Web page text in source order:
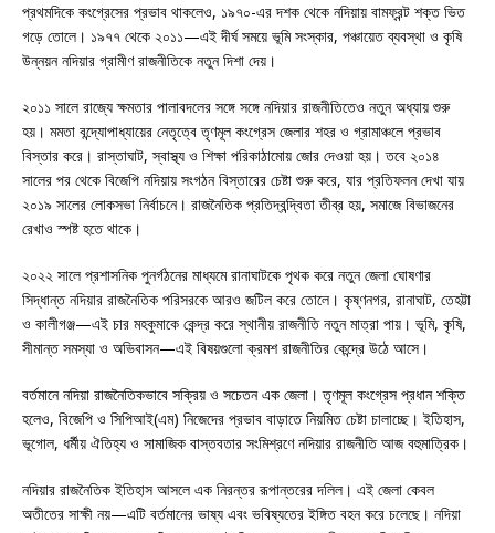
প্রথমদিকে কংগ্রেসের প্রভাব থাকলেও, ১৯৭০-এর দশক থেকে নদিয়ায় বামফ্রন্ট শক্ত ভিত
গড়ে তোলে। ১৯৭৭ থেকে ২০১১—এই দীর্ঘ সময়ে ভূমি সংস্কার, পঞ্চায়েত ব্যবস্থা ও কৃষি
উন্নয়ন নদিয়ার গ্রামীণ রাজনীতিকে নতুন দিশা দেয়।
২০১১ সালে রাজ্যে ক্ষমতার পালাবদলের সঙ্গে সঙ্গে নদিয়ার রাজনীতিতেও নতুন অধ্যায় শুরু
হয়। মমতা বন্দ্যোপাধ্যায়ের নেতৃত্বে তৃণমূল কংগ্রেস জেলার শহর ও গ্রামাঞ্চলে প্রভাব
বিস্তার করে। রাস্তাঘাট, স্বাস্থ্য ও শিক্ষা পরিকাঠামোয় জোর দেওয়া হয়। তবে ২০১৪
সালের পর থেকে বিজেপি নদিয়ায় সংগঠন বিস্তারের চেষ্টা শুরু করে, যার প্রতিফলন দেখা যায়
২০১৯ সালের লোকসভা নির্বাচনে। রাজনৈতিক প্রতিদ্বন্দ্বিতা তীব্র হয়, সমাজে বিভাজনের
রেখাও স্পষ্ট হতে থাকে।
২০২২ সালে প্রশাসনিক পুনর্গঠনের মাধ্যমে রানাঘাটকে পৃথক করে নতুন জেলা ঘোষণার
সিদ্ধান্ত নদিয়ার রাজনৈতিক পরিসরকে আরও জটিল করে তোলে। কৃষ্ণনগর, রানাঘাট, তেহট্টা
ও কালীগঞ্জ—এই চার মহকুমাকে কেন্দ্র করে স্থানীয় রাজনীতি নতুন মাত্রা পায়। ভূমি, কৃষি,
সীমান্ত সমস্যা ও অভিবাসন—এই বিষয়গুলো ক্রমশ রাজনীতির কেন্দ্রে উঠে আসে।
বর্তমানে নদিয়া রাজনৈতিকভাবে সক্রিয় ও সচেতন এক জেলা। তৃণমূল কংগ্রেস প্রধান শক্তি
হলেও, বিজেপি ও সিপিআই(এম) নিজেদের প্রভাব বাড়াতে নিয়মিত চেষ্টা চালাচ্ছে। ইতিহাস,
ভূগোল, ধর্মীয় ঐতিহ্য ও সামাজিক বাস্তবতার সংমিশ্রণে নদিয়ার রাজনীতি আজ বহুমাত্রিক।
নদিয়ার রাজনৈতিক ইতিহাস আসলে এক নিরন্তর রূপান্তরের দলিল। এই জেলা কেবল
অতীতের সাক্ষী নয়—এটি বর্তমানের ভাষ্য এবং ভবিষ্যতের ইঙ্গিত বহন করে চলেছে। নদিয়া